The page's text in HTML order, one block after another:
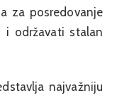
za posredovanje
i održavati stalan
najvažniju